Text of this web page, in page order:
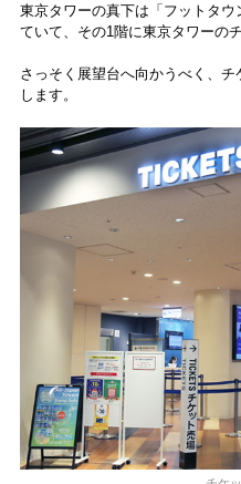
東京タワーの真下は「フットタ
ていて、その1階に東京タワーの
さっそく展望台へ向かうべく、
します。